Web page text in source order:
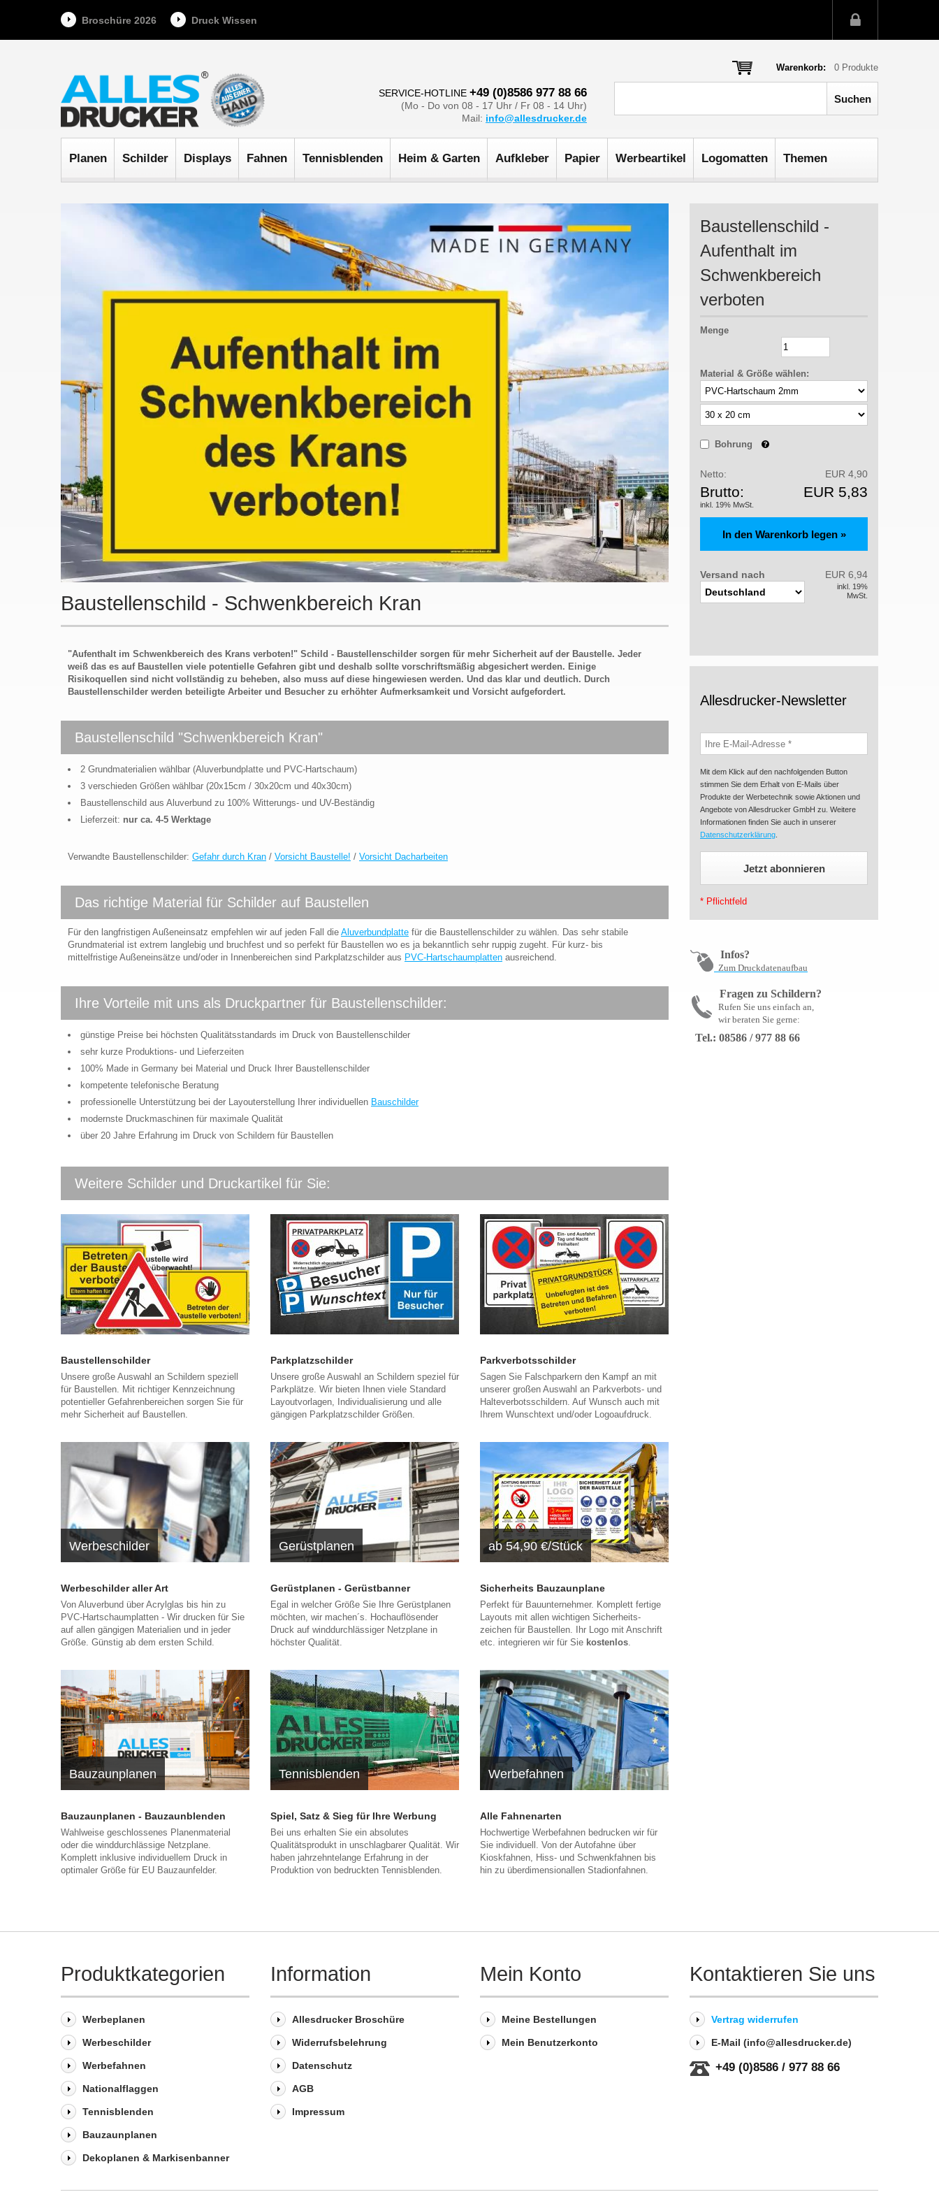
Broschüre 2026 Druck Wissen
Warenkorb: 0 Produkte
SERVICE-HOTLINE +49 (0)8586 977 88 66
(Mo - Do von 08 - 17 Uhr / Fr 08 - 14 Uhr)
Mail: info@allesdrucker.de
Planen Schilder Displays Fahnen Tennisblenden Heim & Garten Aufkleber Papier Werbeartikel Logomatten Themen
Baustellenschild - Schwenkbereich Kran
"Aufenthalt im Schwenkbereich des Krans verboten!" Schild - Baustellenschilder sorgen für mehr Sicherheit auf der Baustelle. Jeder
weiß das es auf Baustellen viele potentielle Gefahren gibt und deshalb sollte vorschriftsmäßig abgesichert werden. Einige
Risikoquellen sind nicht vollständig zu beheben, also muss auf diese hingewiesen werden. Und das klar und deutlich. Durch
Baustellenschilder werden beteiligte Arbeiter und Besucher zu erhöhter Aufmerksamkeit und Vorsicht aufgefordert.
Baustellenschild "Schwenkbereich Kran"
2 Grundmaterialien wählbar (Aluverbundplatte und PVC-Hartschaum)
3 verschieden Größen wählbar (20x15cm / 30x20cm und 40x30cm)
Baustellenschild aus Aluverbund zu 100% Witterungs- und UV-Beständig
Lieferzeit: nur ca. 4-5 Werktage
Verwandte Baustellenschilder: Gefahr durch Kran / Vorsicht Baustelle! / Vorsicht Dacharbeiten
Das richtige Material für Schilder auf Baustellen
Für den langfristigen Außeneinsatz empfehlen wir auf jeden Fall die Aluverbundplatte für die Baustellenschilder zu wählen. Das sehr stabile
Grundmaterial ist extrem langlebig und bruchfest und so perfekt für Baustellen wo es ja bekanntlich sehr ruppig zugeht. Für kurz- bis
mittelfristige Außeneinsätze und/oder in Innenbereichen sind Parkplatzschilder aus PVC-Hartschaumplatten ausreichend.
Ihre Vorteile mit uns als Druckpartner für Baustellenschilder:
günstige Preise bei höchsten Qualitätsstandards im Druck von Baustellenschilder
sehr kurze Produktions- und Lieferzeiten
100% Made in Germany bei Material und Druck Ihrer Baustellenschilder
kompetente telefonische Beratung
professionelle Unterstützung bei der Layouterstellung Ihrer individuellen Bauschilder
modernste Druckmaschinen für maximale Qualität
über 20 Jahre Erfahrung im Druck von Schildern für Baustellen
Weitere Schilder und Druckartikel für Sie:
Baustellenschilder
Unsere große Auswahl an Schildern speziell
für Baustellen. Mit richtiger Kennzeichnung
potentieller Gefahrenbereichen sorgen Sie für
mehr Sicherheit auf Baustellen.
Parkplatzschilder
Unsere große Auswahl an Schildern speziel für
Parkplätze. Wir bieten Ihnen viele Standard
Layoutvorlagen, Individualisierung und alle
gängigen Parkplatzschilder Größen.
Parkverbotsschilder
Sagen Sie Falschparkern den Kampf an mit
unserer großen Auswahl an Parkverbots- und
Halteverbotsschildern. Auf Wunsch auch mit
Ihrem Wunschtext und/oder Logoaufdruck.
Werbeschilder
Werbeschilder aller Art
Von Aluverbund über Acrylglas bis hin zu
PVC-Hartschaumplatten - Wir drucken für Sie
auf allen gängigen Materialien und in jeder
Größe. Günstig ab dem ersten Schild.
Gerüstplanen
Gerüstplanen - Gerüstbanner
Egal in welcher Größe Sie Ihre Gerüstplanen
möchten, wir machen´s. Hochauflösender
Druck auf winddurchlässiger Netzplane in
höchster Qualität.
ab 54,90 €/Stück
Sicherheits Bauzaunplane
Perfekt für Bauunternehmer. Komplett fertige
Layouts mit allen wichtigen Sicherheits-
zeichen für Baustellen. Ihr Logo mit Anschrift
etc. integrieren wir für Sie kostenlos
Bauzaunplanen
Bauzaunplanen - Bauzaunblenden
Wahlweise geschlossenes Planenmaterial
oder die winddurchlässige Netzplane.
Komplett inklusive individuellem Druck in
optimaler Größe für EU Bauzaunfelder.
Tennisblenden
Spiel, Satz & Sieg für Ihre Werbung
Bei uns erhalten Sie ein absolutes
Qualitätsprodukt in unschlagbarer Qualität. Wir
haben jahrzehntelange Erfahrung in der
Produktion von bedruckten Tennisblenden.
Werbefahnen
Alle Fahnenarten
Hochwertige Werbefahnen bedrucken wir für
Sie individuell. Von der Autofahne über
Kioskfahnen, Hiss- und Schwenkfahnen bis
hin zu überdimensionallen Stadionfahnen.
Baustellenschild -
Aufenthalt im
Schwenkbereich
verboten
Menge
Material & Größe wählen:
Bohrung
Netto: EUR 4,90
Brutto:
inkl. 19% MwSt.
EUR 5,83
Versand nach EUR 6,94
inkl. 19%
MwSt.
Allesdrucker-Newsletter
Mit dem Klick auf den nachfolgenden Button
stimmen Sie dem Erhalt von E-Mails über
Produkte der Werbetechnik sowie Aktionen und
Angebote von Allesdrucker GmbH zu. Weitere
Informationen finden Sie auch in unserer
Datenschutzerklärung
* Pflichtfeld
Infos?
Zum Druckdatenaufbau
Fragen zu Schildern?
Rufen Sie uns einfach an,
wir beraten Sie gerne:
Tel.: 08586 / 977 88 66
Produktkategorien
Werbeplanen
Werbeschilder
Werbefahnen
Nationalflaggen
Tennisblenden
Bauzaunplanen
Dekoplanen & Markisenbanner
Information
Allesdrucker Broschüre
Widerrufsbelehrung
Datenschutz
AGB
Impressum
Mein Konto
Meine Bestellungen
Mein Benutzerkonto
Kontaktieren Sie uns
Vertrag widerrufen
E-Mail (info@allesdrucker.de)
+49 (0)8586 / 977 88 66